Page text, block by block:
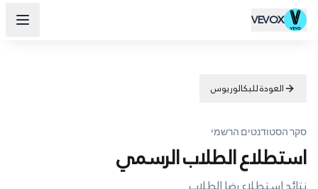
VEVOX
العودة للبكالوريوس
סקר הסטודנטים הרשמי
استطلاع الطلاب الرسمي